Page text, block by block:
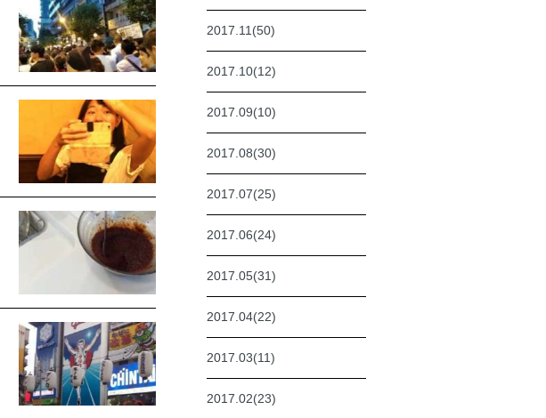
2017.11(50)
2017.10(12)
2017.09(10)
2017.08(30)
2017.07(25)
2017.06(24)
2017.05(31)
2017.04(22)
2017.03(11)
2017.02(23)